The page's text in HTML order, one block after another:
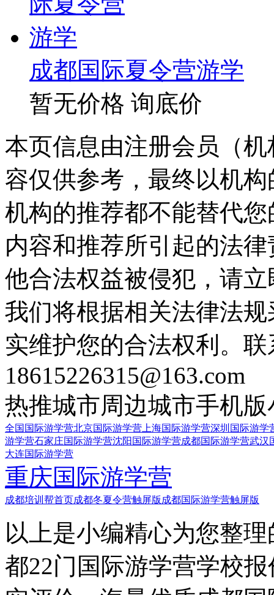
成都国际夏令营游学
暂无价格 询底价
本页信息由注册会员（
容仅供参考，最终以机
机构的推荐都不能替代
内容和推荐所引起的法
他合法权益被侵犯，请
我们将根据相关法律法
实维护您的合法权利。
18615226315@163.com
热推城市周边城市手机版
全国国际游学营北京国际游学营 上海国际游学营深圳国际游学
游学营石家庄国际游学营沈阳国际游学营成都国际游学营武汉
大连国际游学营
重庆国际游学营
成都培训帮首页成都冬夏令营触屏版 成都国际游学营触屏版
以上是小编精心为您整
都22门国际游学营学校